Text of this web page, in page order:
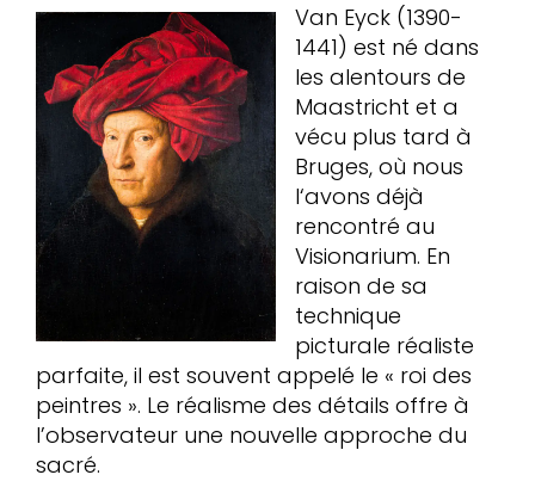
Van Eyck (1390-
1441) est né dans
les alentours de
Maastricht et a
vécu plus tard à
Bruges, où nous
l‘avons déjà
rencontré au
Visionarium. En
raison de sa
technique
picturale réaliste
parfaite, il est souvent appelé le « roi des
peintres ». Le réalisme des détails offre à
l’observateur une nouvelle approche du
sacré.